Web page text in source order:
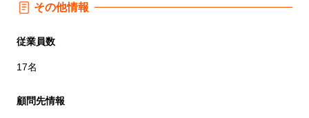
その他情報
従業員数
17名
顧問先情報